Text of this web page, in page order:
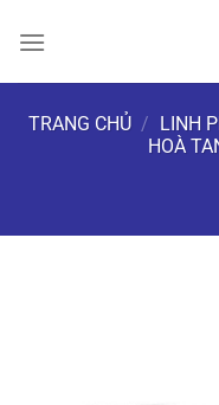
đến
TRANG CHỦ / LINH
HOÀ